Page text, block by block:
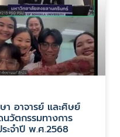
อาจารย์ และศิษย์
นวัตกรรมทางการ
ะจำปี พ.ศ.2568